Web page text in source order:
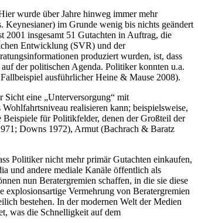
wurde über Jahre hinweg immer mehr
Keynesianer) im Grunde wenig bis nichts geändert
insgesamt 51 Gutachten in Auftrag, die
Entwicklung (SVR) und der
produziert wurden, ist, dass
der politischen Agenda. Politiker konnten u.a.
ausführlicher Heine & Mause 2008).
Sicht eine „Unterversorgung“ mit
realisieren kann; beispielsweise,
Beispiele für Politikfelder, denen der Großteil der
Downs 1972), Armut (Bachrach & Baratz
Politiker nicht mehr primär Gutachten einkaufen,
und andere mediale Kanäle öffentlich als
nun Beratergremien schaffen, in die sie diese
Vermehrung von Beratergremien
bestehen. In der modernen Welt der Medien
was die Schnelligkeit auf dem